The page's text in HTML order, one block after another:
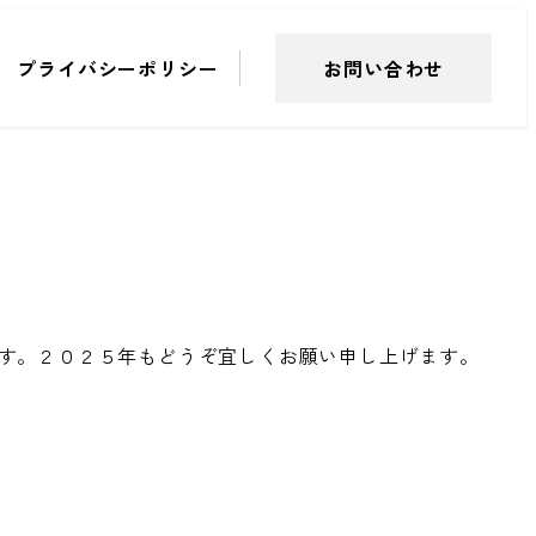
プライバシーポリシー お問い合わせ
２０２５年もどうぞ宜しくお願い申し上げます。